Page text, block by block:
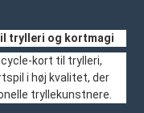
trylleri og kortmagi
kort til trylleri,
i høj kvalitet, der
tryllekunstnere.